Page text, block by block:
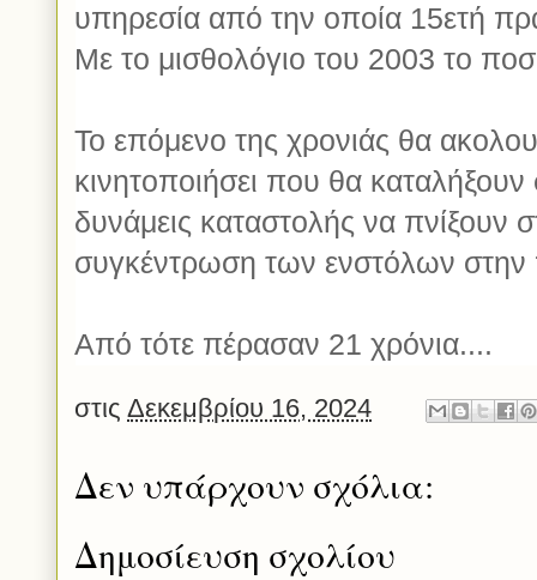
υπηρεσία από την οποία 15ετή
Με το μισθολόγιο του 2003 το
Το επόμενο της χρονιάς θα
κινητοποιήσει που θα καταλήξουν
δυνάμεις καταστολής να πνίξουν
συγκέντρωση των ενστόλων στην
Από τότε πέρασαν 21 χρόνια....
στιςΔεκεμβρίου 16, 2024
Δεν υπάρχουν σχόλια:
Δημοσίευση σχολίου